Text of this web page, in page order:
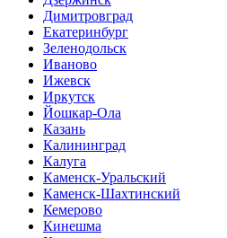
Димитровград
Екатеринбург
Зеленодольск
Иваново
Ижевск
Иркутск
Йошкар-Ола
Казань
Калининград
Калуга
Каменск-Уральский
Каменск-Шахтинский
Кемерово
Кинешма